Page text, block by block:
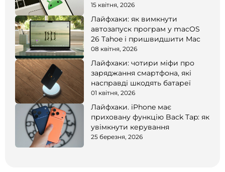
15 квітня, 2026
Лайфхаки: як вимкнути
автозапуск програм у macOS
26 Tahoe і пришвидшити Mac
08 квітня, 2026
Лайфхаки: чотири міфи про
заряджання смартфона, які
насправді шкодять батареї
01 квітня, 2026
Лайфхаки. iPhone має
приховану функцію Back Tap: як
увімкнути керування
25 березня, 2026